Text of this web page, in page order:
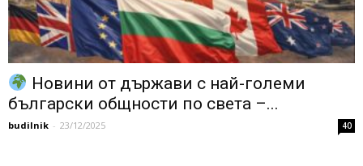
Новини от държави с най-големи
български общности по света –...
budilnik - 23/12/2025 40